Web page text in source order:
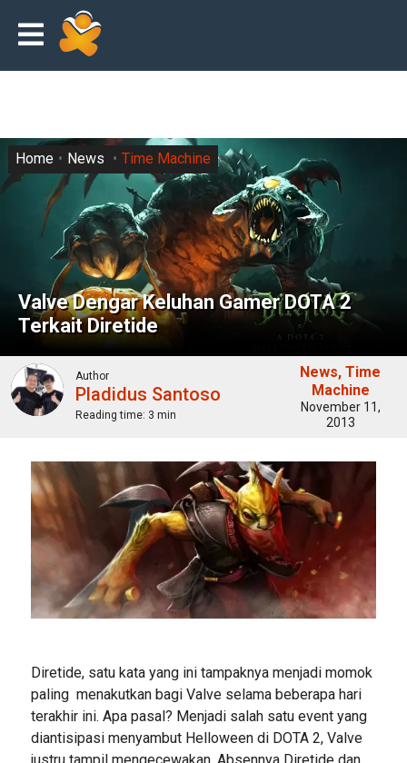
Valve Dengar Keluhan Gamer DOTA 2
Terkait Diretide
Home News Time Machine
Author
Pladidus Santoso
Reading time: 3 min
News Time
Machine
November 11,
2013
Diretide, satu kata yang ini tampaknya menjadi momok
paling menakutkan bagi Valve selama beberapa hari
terakhir ini. Apa pasal? Menjadi salah satu event yang
diantisipasi menyambut Helloween di DOTA 2, Valve
justru tampil mengecewakan. Absennya Diretide dan